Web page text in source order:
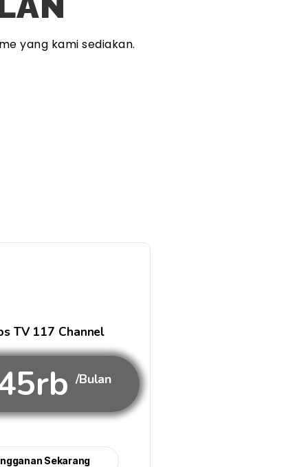
yang kami sediakan.
TV 117 Channel
/Bulan
Sekarang